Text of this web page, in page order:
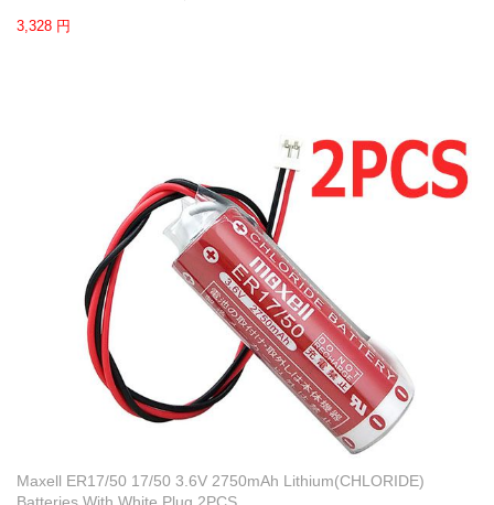
3,328 円
Maxell ER17/50 17/50 3.6V 2750mAh Lithium(CHLORIDE)